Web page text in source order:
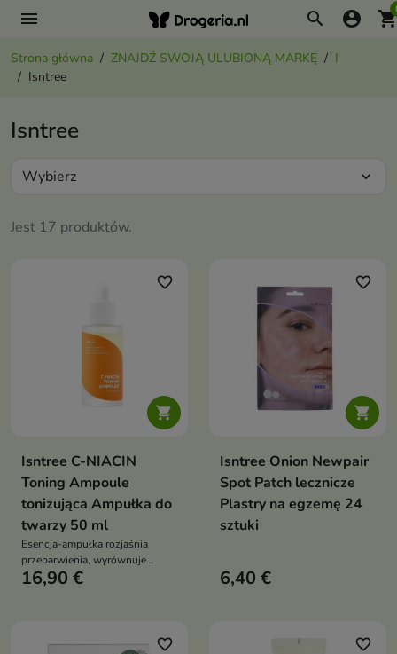
menu search account_circle
Strona główna ZNAJDŹ SWOJĄ ULUBIONĄ MARKĘ
I
Isntree
Isntree
Jest 17 produktów.
Wybierz expand_more

favorite_border
Isntree C-NIACIN
Toning Ampoule
tonizująca Ampułka do
twarzy 50 ml
Esencja-ampułka rozjaśnia
przebarwienia, wyrównuje
koloryt, nawilża (HA, beta-
16,90 €

favorite_border
Isntree Onion Newpair
Spot Patch lecznicze
Plastry na egzemę 24
sztuki
6,40 €
favorite_border favorite_border